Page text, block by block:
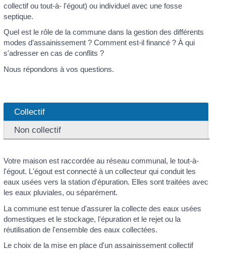
collectif ou tout-à- l'égout) ou individuel avec une fosse
septique.
Quel est le rôle de la commune dans la gestion des différents
modes d’assainissement ? Comment est-il financé ? À qui
s'adresser en cas de conflits ?
Nous répondons à vos questions.
Collectif
Non collectif
Votre maison est raccordée au réseau communal, le tout-à-
l'égout. L'égout est connecté à un collecteur qui conduit les
eaux usées vers la station d'épuration. Elles sont traitées avec
les eaux pluviales, ou séparément.
La commune est tenue d'assurer la collecte des eaux usées
domestiques et le stockage, l'épuration et le rejet ou la
réutilisation de l'ensemble des eaux collectées.
Le choix de la mise en place d'un assainissement collectif